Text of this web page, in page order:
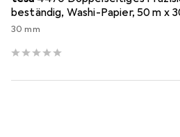
beständig, Washi-Papier, 50 m x
30 mm